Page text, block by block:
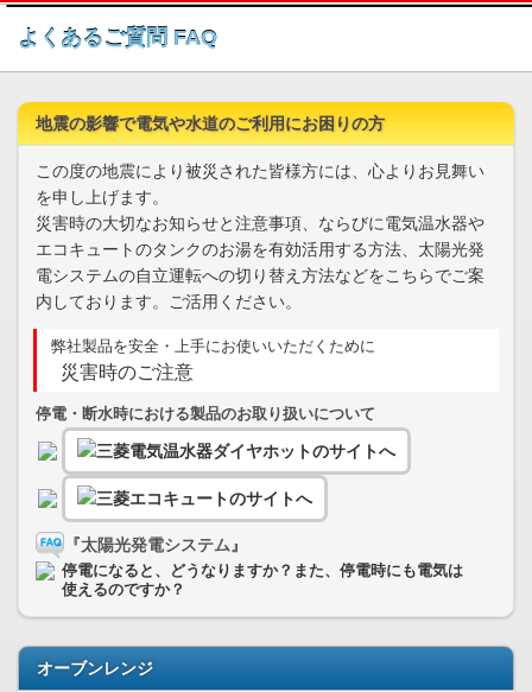
このページの本文へ
よくあるご質問 FAQ
地震の影響で電気や水道のご利用にお困りの方
この度の地震により被災された皆様方には、心よりお見舞い
を申し上げます。
災害時の大切なお知らせと注意事項、ならびに電気温水器や
エコキュートのタンクのお湯を有効活用する方法、太陽光発
電システムの自立運転への切り替え方法などをこちらでご案
内しております。ご活用ください。
弊社製品を安全・上手にお使いいただくために
災害時のご注意
停電・断水時における製品のお取り扱いについて
『太陽光発電システム』
停電になると、どうなりますか？また、停電時にも電気は
使えるのですか？
オーブンレンジ